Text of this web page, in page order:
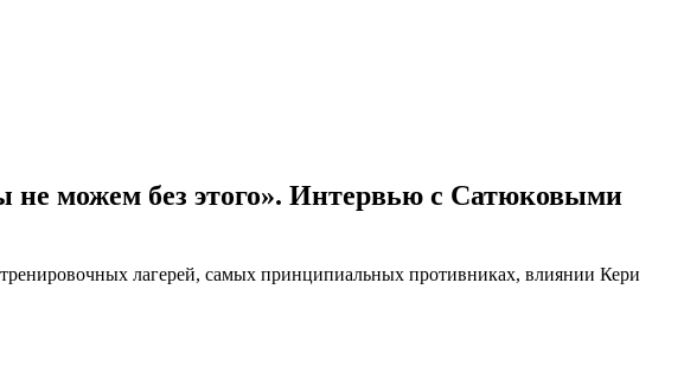
можем без этого». Интервью с Сатюковыми
лагерей, самых принципиальных противниках, влиянии Кери